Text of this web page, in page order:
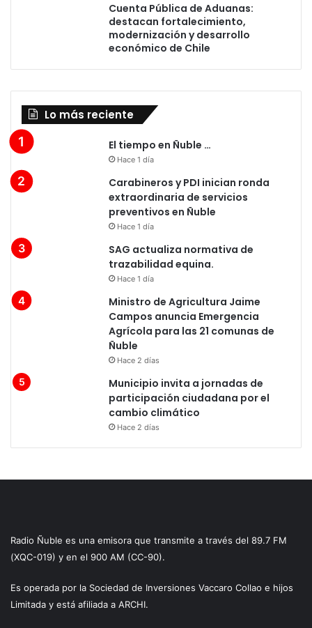
Cuenta Pública de Aduanas:
destacan fortalecimiento,
modernización y desarrollo
económico de Chile
Lo más reciente
El tiempo en Ñuble …
Hace 1 día
Carabineros y PDI inician ronda
extraordinaria de servicios
preventivos en Ñuble
Hace 1 día
SAG actualiza normativa de
trazabilidad equina.
Hace 1 día
Ministro de Agricultura Jaime
Campos anuncia Emergencia
Agrícola para las 21 comunas de
Ñuble
Hace 2 días
Municipio invita a jornadas de
participación ciudadana por el
cambio climático
Hace 2 días
Radio Ñuble es una emisora que transmite a través del 89.7 FM
(XQC-019) y en el 900 AM (CC-90).
Es operada por la Sociedad de Inversiones Vaccaro Collao e hijos
Limitada y está afiliada a ARCHI.